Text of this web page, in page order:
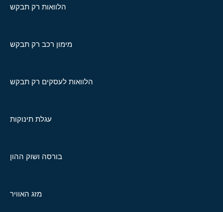
הלוואות רק תבקש
מימון רכב רק תבקש
הלוואות לעסקים רק תבקש
עגלת תינוקות
בורסה ושוק ההון
מזג האוויר